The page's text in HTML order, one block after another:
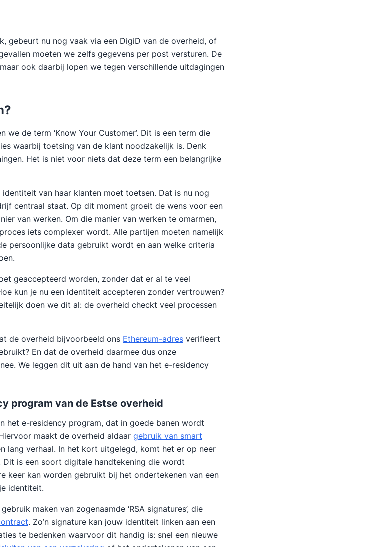
gebeurt nu nog vaak via een DigiD van de overheid, of
moeten we zelfs gegevens per post versturen. De
ook daarbij lopen we tegen verschillende uitdagingen
we de term ‘Know Your Customer’. Dit is een term die
waarbij toetsing van de klant noodzakelijk is. Denk
Het is niet voor niets dat deze term een belangrijke
van haar klanten moet toetsen. Dat is nu nog
centraal staat. Op dit moment groeit de wens voor een
van werken. Om die manier van werken te omarmen,
iets complexer wordt. Alle partijen moeten namelijk
persoonlijke data gebruikt wordt en aan welke criteria
geaccepteerd worden, zonder dat er al te veel
kun je nu een identiteit accepteren zonder vertrouwen?
doen we dit al: de overheid checkt veel processen
de overheid bijvoorbeeld ons Ethereum-adres verifieert
En dat de overheid daarmee dus onze
We leggen dit uit aan de hand van het e-residency
program van de Estse overheid
het e-residency program, dat in goede banen wordt
maakt de overheid aldaar gebruik van smart
lang verhaal. In het kort uitgelegd, komt het er op neer
Dit is een soort digitale handtekening die wordt
keer kan worden gebruikt bij het ondertekenen van een
identiteit.
maken van zogenaamde ‘RSA signatures’, die
. Zo’n signature kan jouw identiteit linken aan een
te bedenken waarvoor dit handig is: snel een nieuwe